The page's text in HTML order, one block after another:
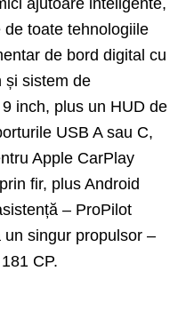
toate tehnologiile
de bord digital cu
și sistem de
inch, plus un HUD de
USB A sau C,
Apple CarPlay
fir, plus Android
– ProPilot
singur propulsor –
CP.